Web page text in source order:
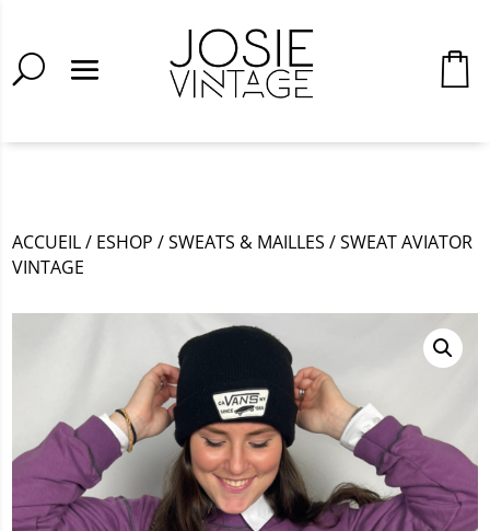
ACCUEIL/ ESHOP /SWEATS & MAILLES /SWEAT AVIATOR
VINTAGE